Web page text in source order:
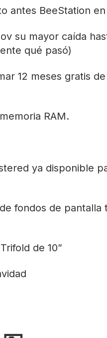
antes BeeStation
su mayor caída
qué pasó)
12 meses gratis
RAM.
ya disponible
fondos de pantalla
de 10”